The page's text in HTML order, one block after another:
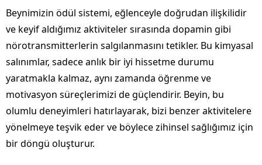
Beynimizin ödül sistemi, eğlenceyle doğrudan ilişkilidir
ve keyif aldığımız aktiviteler sırasında dopamin gibi
nörotransmitterlerin salgılanmasını tetikler. Bu kimyasal
salınımlar, sadece anlık bir iyi hissetme durumu
yaratmakla kalmaz, aynı zamanda öğrenme ve
motivasyon süreçlerimizi de güçlendirir. Beyin, bu
olumlu deneyimleri hatırlayarak, bizi benzer aktivitelere
yönelmeye teşvik eder ve böylece zihinsel sağlığımız için
bir döngü oluşturur.